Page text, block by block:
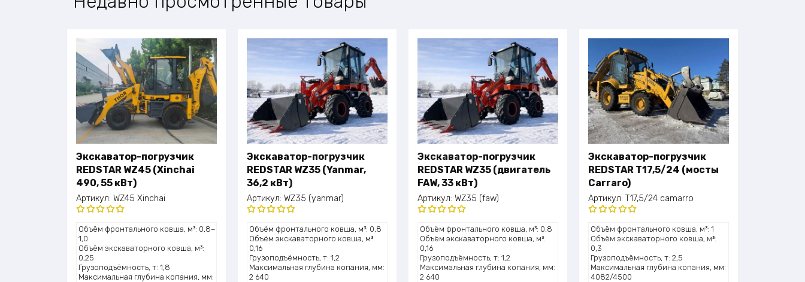
Экскаватор-погрузчик
REDSTAR WZ45 (Xinchai
490, 55 кВт)
Артикул: WZ45 Xinchai
Оценка
5.00 из 5
Объём фронтального ковша, м³: 0,8–
1,0
Объём экскаваторного ковша, м³:
0,25
Грузоподъёмность, т: 1,8
Максимальная глубина копания, мм:
Экскаватор-погрузчик
REDSTAR WZ35 (Yanmar,
36,2 кВт)
Артикул: WZ35 (yanmar)
Оценка
5.00из 5
Объём фронтального ковша, м³: 0,8
Объём экскаваторного ковша, м³:
0,16
Грузоподъёмность, т: 1,2
Максимальная глубина копания, мм:
2 640
Экскаватор-погрузчик
REDSTAR WZ35 (двигатель
FAW, 33 кВт)
Артикул: WZ35 (faw)
Оценка
5.00из 5
Объём фронтального ковша, м³: 0,8
Объём экскаваторного ковша, м³:
0,16
Грузоподъёмность, т: 1,2
Максимальная глубина копания, мм:
2 640
Экскаватор-погрузчик
REDSTAR T17,5/24 (мосты
Carraro)
Артикул: T17,5/24 camarro
Оценка
5.00из 5
Объём фронтального ковша, м³: 1
Объём экскаваторного ковша, м³:
0,3
Грузоподъёмность, т: 2,5
Максимальная глубина копания, мм:
4082/4500